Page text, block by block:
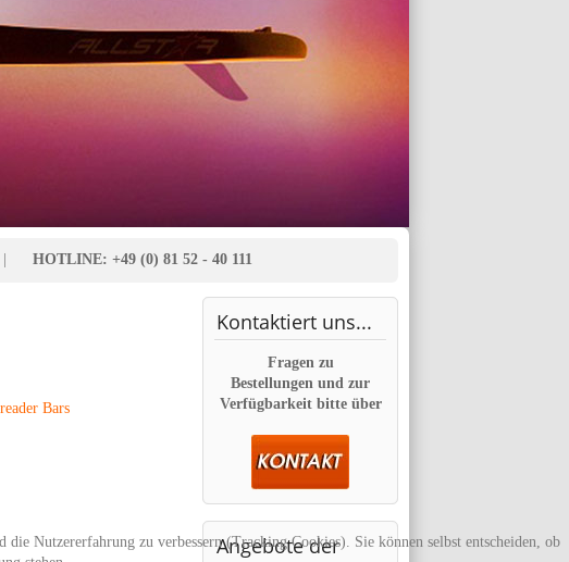
| HOTLINE: +49 (0) 81 52 - 40 111
Kontaktiert uns...
Fragen zu
Bestellungen und zur
Verfügbarkeit bitte über
Angeboteder
Nutzererfahrung zu verbessern (Tracking Cookies). Sie können selbst entscheiden, ob